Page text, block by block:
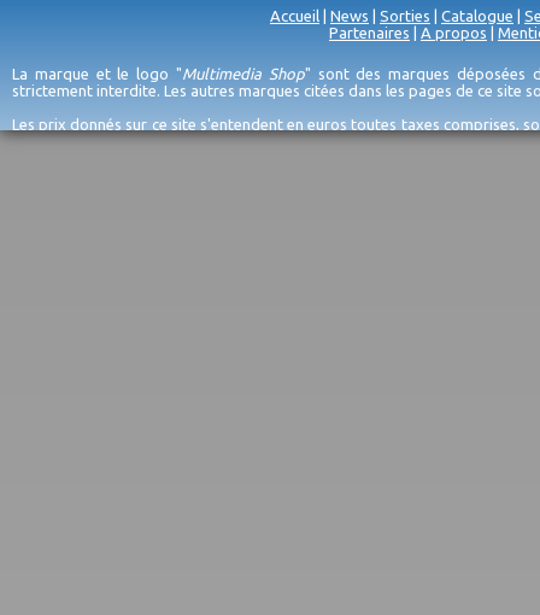
Accueil News Sorties Catalogue
Partenaires
A propos
La marque et le logo "Multimedia Shop" sont des marques déposées
strictement interdite. Les autres marques citées dans les pages de ce site
Les prix donnés sur ce site s'entendent en euros toutes taxes comprises,
erreurs d'encodage, et sauf épuisement du stock et/ou impossibilité de